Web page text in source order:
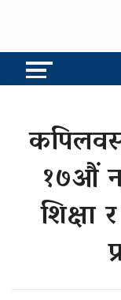
१७औं
शिक्षा